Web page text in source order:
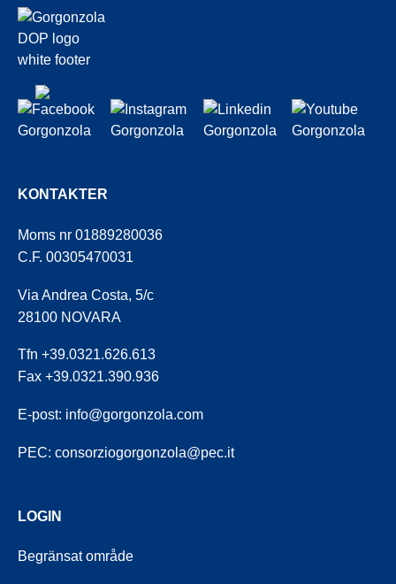
KONTAKTER
Moms nr 01889280036
C.F. 00305470031
Via Andrea Costa, 5/c
28100 NOVARA
Tfn +39.0321.626.613
Fax +39.0321.390.936
E-post: info@gorgonzola.com
PEC: consorziogorgonzola@pec.it
LOGIN
Begränsat område